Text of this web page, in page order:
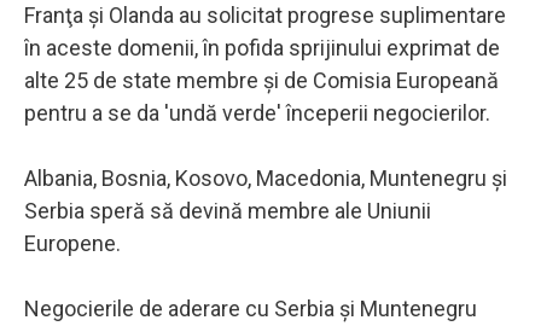
Franţa şi Olanda au solicitat progrese suplimentare
în aceste domenii, în pofida sprijinului exprimat de
alte 25 de state membre şi de Comisia Europeană
pentru a se da 'undă verde' începerii negocierilor.
Albania, Bosnia, Kosovo, Macedonia, Muntenegru şi
Serbia speră să devină membre ale Uniunii
Europene.
Negocierile de aderare cu Serbia şi Muntenegru